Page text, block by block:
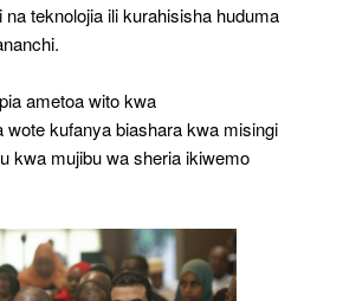
teknolojia ili kurahisisha huduma
ametoa wito kwa
wote kufanya biashara kwa misingi
kwa mujibu wa sheria ikiwemo